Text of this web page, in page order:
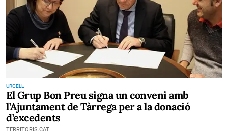
URGELL
El Grup Bon Preu signa un conveni amb
l’Ajuntament de Tàrrega per a la donació
d’excedents
TERRITORIS.CAT